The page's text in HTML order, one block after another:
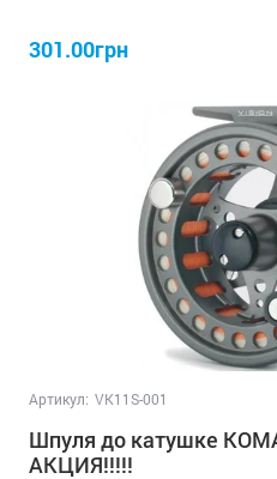
301.00грн
Артикул: VK11S-001
Шпуля до катушке
АКЦИЯ!!!!!